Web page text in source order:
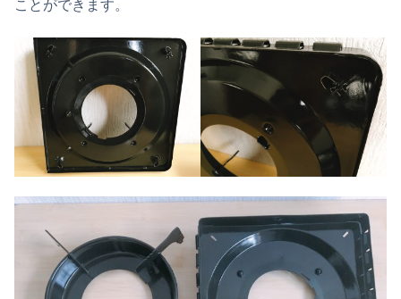
ことができます。